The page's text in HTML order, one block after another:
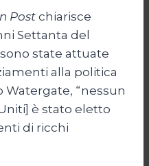
Postchiarisce
Settanta del
state attuate
alla politica
Watergate, “nessun
è stato eletto
di ricchi